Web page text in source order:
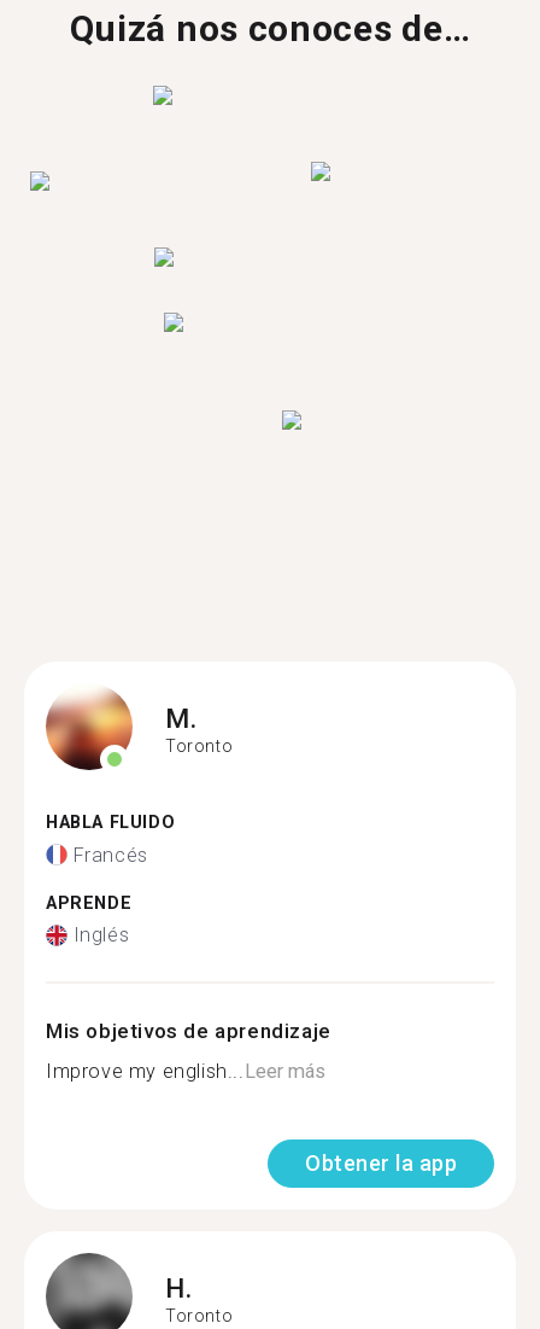
Quizá nos conoces de…
M.
Toronto
HABLA FLUIDO
Francés
APRENDE
Inglés
Mis objetivos de aprendizaje
Improve my english...Leer más
Obtener la app
H.
Toronto